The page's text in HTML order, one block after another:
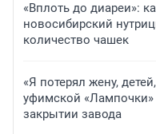
«Вплоть до диареи»:
новосибирский
количество чашек
«Я потерял жену,
уфимской «Лампочки»
закрытии завода